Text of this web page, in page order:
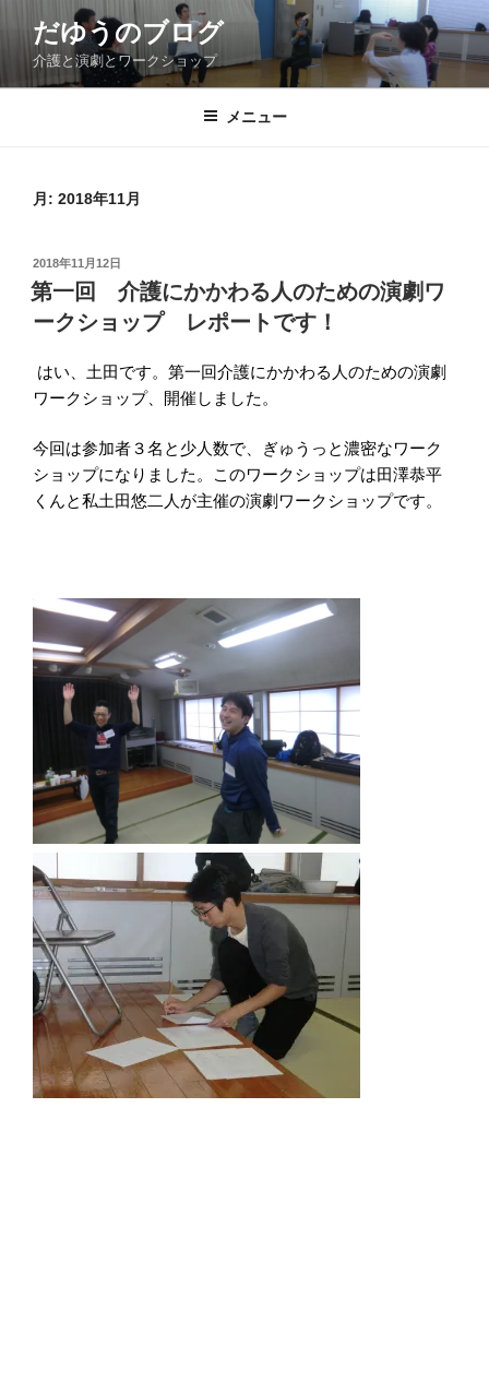
ン
だゆうのブログ
介護と演劇とワークショップ
メニュー
月: 2018年11月
投
稿
日:
2018年11月12日
第一回 介護にかかわる人のための演劇ワ
ークショップ レポートです！
はい、土田です。第一回介護にかかわる人のための演劇
ワークショップ、開催しました。
今回は参加者３名と少人数で、ぎゅうっと濃密なワーク
ショップになりました。このワークショップは田澤恭平
くんと私土田悠二人が主催の演劇ワークショップです。